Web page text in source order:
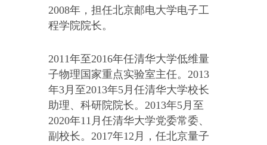
2008年，担任北京邮电大学电子工
程学院院长。
2011年至2016年任清华大学低维量
子物理国家重点实验室主任。2013
年3月至2013年5月任清华大学校长
助理、科研院院长。2013年5月至
2020年11月任清华大学党委常委、
副校长。2017年12月，任北京量子